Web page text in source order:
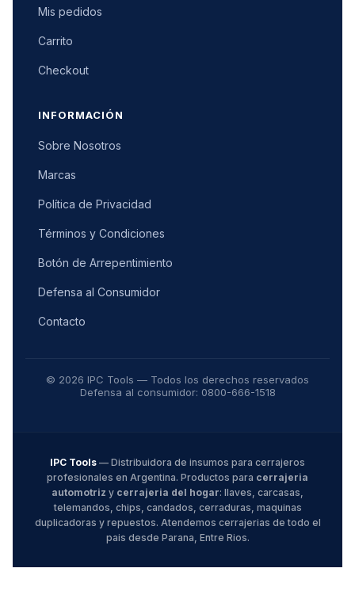
Mis pedidos
Carrito
Checkout
INFORMACIÓN
Sobre Nosotros
Marcas
Política de Privacidad
Términos y Condiciones
Botón de Arrepentimiento
Defensa al Consumidor
Contacto
© 2026 IPC Tools — Todos los derechos reservados
Defensa al consumidor: 0800-666-1518
IPC Tools — Distribuidora de insumos para cerrajeros
profesionales en Argentina. Productos para cerrajeria
automotriz y cerrajeria del hogar: llaves, carcasas,
telemandos, chips, candados, cerraduras, maquinas
duplicadoras y repuestos. Atendemos cerrajerias de todo el
pais desde Parana, Entre Rios.